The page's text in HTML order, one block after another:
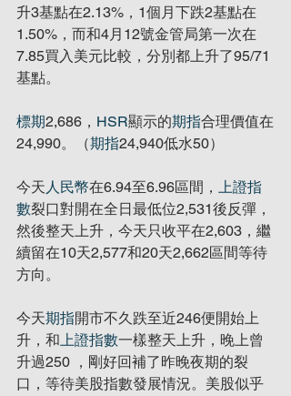
升3基點在2.13%，1個月下跌2基點在
1.50%，而和4月12號金管局第一次在
7.85買入美元比較，分別都上升了95/71
基點。
標期2,686， HSR顯示的期指合理價值在
24,990。（期指24,940低水50）
今天人民幣在6.94至6.96區間， 上證指
數裂口對開在全日最低位2,531後反彈，
然後整天上升，今天只收平在2,603，繼
續留在10天2,577和20天2,662區間等待
方向。
今天期指開市不久跌至近246便開始上
升，和上證指數一樣整天上升，晚上曾
升過250 ，剛好回補了昨晚夜期的裂
口，等待美股指數發展情況。美股似乎